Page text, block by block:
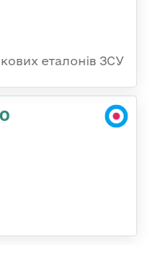
еталонів ЗСУ